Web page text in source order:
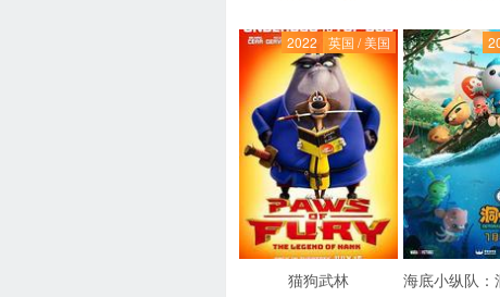
2022 英国 / 美国
猫狗武林